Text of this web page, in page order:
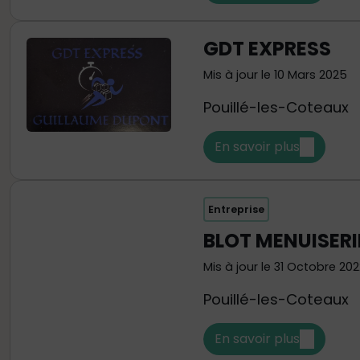
GDT EXPRESS
Mis à jour le 10 Mars 2025
Pouillé-les-Coteaux
En savoir plus
Entreprise
BLOT
Mis à jour le 31 Octobre
Pouillé-les-Coteaux
En savoir plus